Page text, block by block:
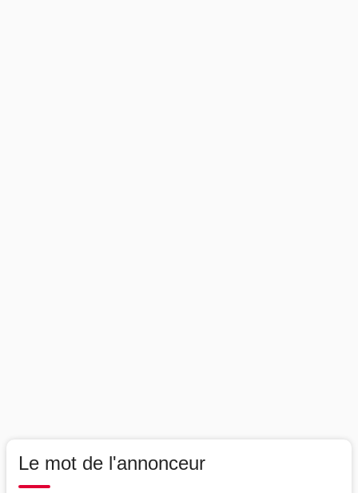
Le mot de l'annonceur